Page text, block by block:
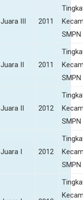
Juara III 2011
SMPN
Juara II 2011
SMPN
Juara II 2012
SMPN
Juara I 2012
SMPN